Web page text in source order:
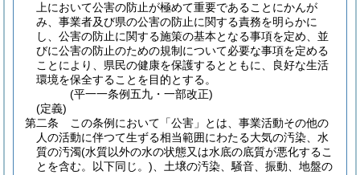
上において公害の防止が極めて重要であることにかんが
み、事業者及び県の公害の防止に関する責務を明らかに
し、公害の防止に関する施策の基本となる事項を定め、並
びに公害の防止のための規制について必要な事項を定める
ことにより、県民の健康を保護するとともに、良好な生活
環境を保全することを目的とする。
(平一一条例五九・一部改正)
(定義)
第二条
この条例において「公害」とは、事業活動その他の
人の活動に伴つて生ずる相当範囲にわたる大気の汚染、水
質の汚濁(水質以外の水の状態又は水底の底質が悪化するこ
とを含む。以下同じ。) 、土壌の汚染、騒音、振動、地盤の